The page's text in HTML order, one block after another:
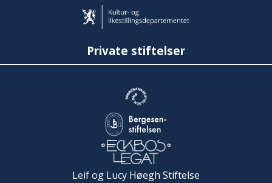
Private stiftelser
Leif og Lucy Høegh Stiftelse